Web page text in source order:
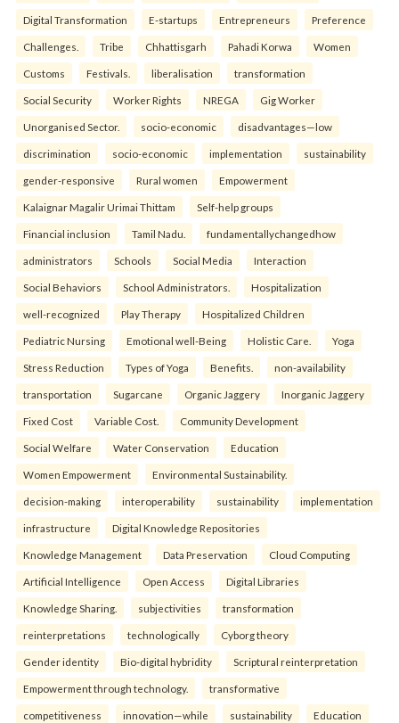
Digital Transformation E-startups Entrepreneurs Preference
Challenges. Tribe Chhattisgarh Pahadi Korwa Women
Customs Festivals. liberalisation transformation
Social Security Worker Rights NREGA Gig Worker
Unorganised Sector. socio-economic disadvantages—low
discrimination socio-economic implementation sustainability
gender-responsive Rural women Empowerment
Kalaignar Magalir Urimai Thittam Self-help groups
Financial inclusion Tamil Nadu. fundamentallychangedhow
administrators Schools Social Media Interaction
Social Behaviors School Administrators. Hospitalization
well-recognized Play Therapy Hospitalized Children
Pediatric Nursing Emotional well-Being Holistic Care. Yoga
Stress Reduction Types of Yoga Benefits. non-availability
transportation Sugarcane Organic Jaggery Inorganic Jaggery
Fixed Cost Variable Cost. Community Development
Social Welfare Water Conservation Education
Women Empowerment Environmental Sustainability.
decision-making interoperability sustainability implementation
infrastructure Digital Knowledge Repositories
Knowledge Management Data Preservation Cloud Computing
Artificial Intelligence Open Access Digital Libraries
Knowledge Sharing. subjectivities transformation
reinterpreta⁠tions tec⁠hnologically Cyborg theory
Gender identity Bio-digital hybridity Scriptural reinterpretation
Empowerment through technology. transformative
competitiveness innovation—while sustainability Education